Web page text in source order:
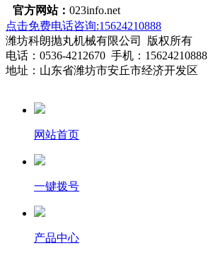
官方网站： 023info.net
点击免费电话咨询:15624210888
潍坊科朗抛丸机械有限公司 版权所有
电话：0536-4212670 手机：15624210888
地址：山东省潍坊市安丘市经济开发区
网站首页
一键拨号
产品中心